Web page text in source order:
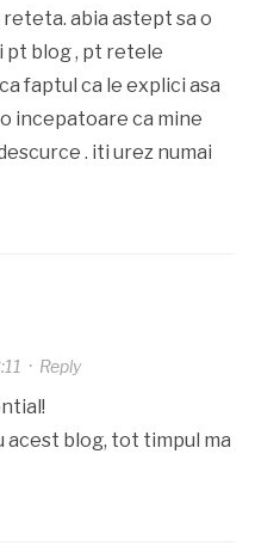
abia astept sa o
blog , pt retele
faptul ca le explici asa
incepatoare ca mine
. iti urez numai
· Reply
blog, tot timpul ma